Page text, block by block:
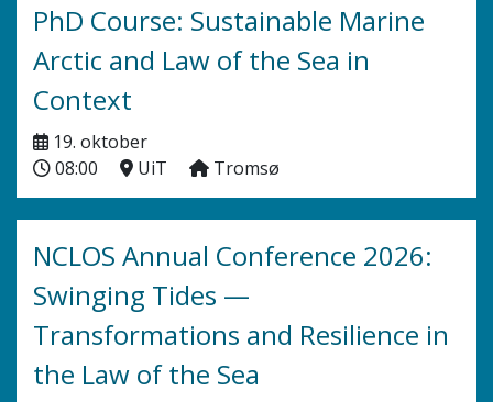
PhD Course: Sustainable Marine
Arctic and Law of the Sea in
Context
19. oktober
08:00
UiT Tromsø
NCLOS Annual Conference 2026:
Swinging Tides —
Transformations and Resilience in
the Law of the Sea